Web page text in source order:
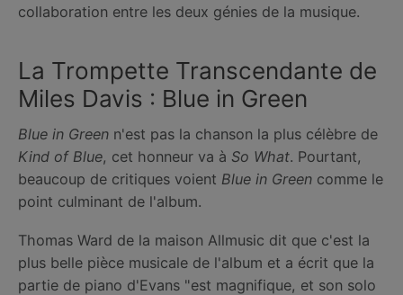
collaboration entre les deux génies de la musique.
La Trompette Transcendante de
Miles Davis : Blue in Green
Blue in Green n'est pas la chanson la plus célèbre de
Kind of Blue, cet honneur va à So What. Pourtant,
beaucoup de critiques voient Blue in Green comme le
point culminant de l'album.
Thomas Ward de la maison Allmusic dit que c'est la
plus belle pièce musicale de l'album et a écrit que la
partie de piano d'Evans "est magnifique, et son solo